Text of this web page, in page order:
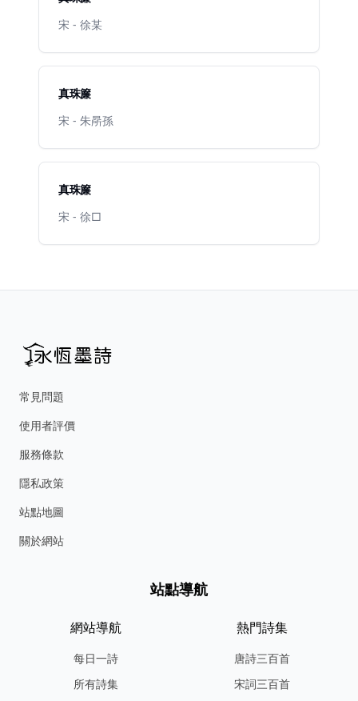
宋 - 徐某
真珠簾
宋 - 朱㫹孫
真珠簾
宋 - 徐□
常見問題
使用者評價
服務條款
隱私政策
站點地圖
關於網站
站點導航
網站導航
每日一詩
所有詩集
熱門詩集
唐詩三百首
宋詞三百首